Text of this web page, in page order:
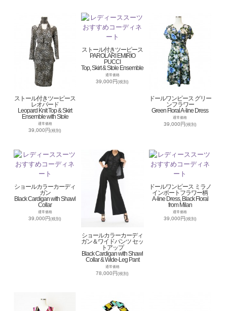
ストール付きツーピース
レオパード
Leopard Knit Top & Skirt
Ensemble with Stole
通常価格
39,000円(税別)
ストール付きツーピース
PAROLARI EMIRIO
PUCCI
Top, Skirt & Stole Ensemble
通常価格
39,000円(税別)
ドールワンピース グリー
ンフラワー
Green Floral A-line Dress
通常価格
39,000円(税別)
ショールカラーカーディ
ガン
Black Cardigan with Shawl
Collar
通常価格
39,000円(税別)
ショールカラーカーディ
ガン＆ワイドパンツ セッ
トアップ
Black Cardigan with Shawl
Collar & Wide-Leg Pant
通常価格
78,000円(税別)
ドールワンピース ミラノ
インポートフラワー柄
A-line Dress, Black Floral
from Milan
通常価格
39,000円(税別)